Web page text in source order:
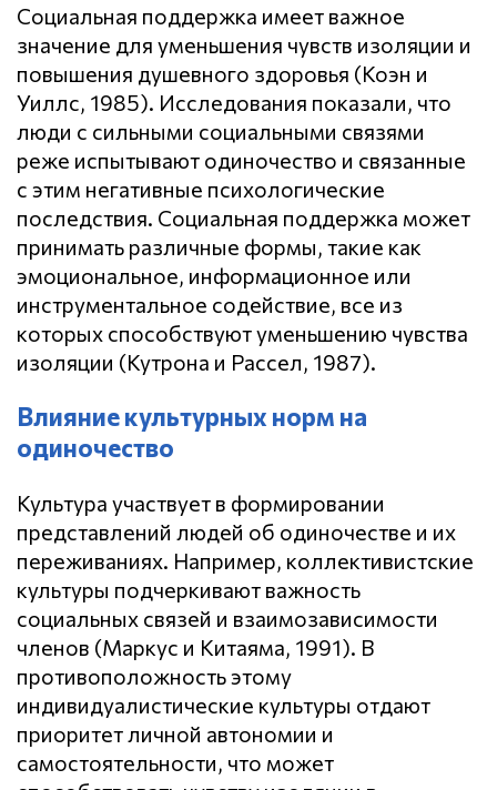
Социальная поддержка имеет важное
значение для уменьшения чувств изоляции и
повышения душевного здоровья (Коэн и
Уиллс, 1985). Исследования показали, что
люди с сильными социальными связями
реже испытывают одиночество и связанные
с этим негативные психологические
последствия. Социальная поддержка может
принимать различные формы, такие как
эмоциональное, информационное или
инструментальное содействие, все из
которых способствуют уменьшению чувства
изоляции (Кутрона и Рассел, 1987).
Влияние культурных норм на
одиночество
Культура участвует в формировании
представлений людей об одиночестве и их
переживаниях. Например, коллективистские
культуры подчеркивают важность
социальных связей и взаимозависимости
членов (Маркус и Китаяма, 1991). В
противоположность этому
индивидуалистические культуры отдают
приоритет личной автономии и
самостоятельности, что может